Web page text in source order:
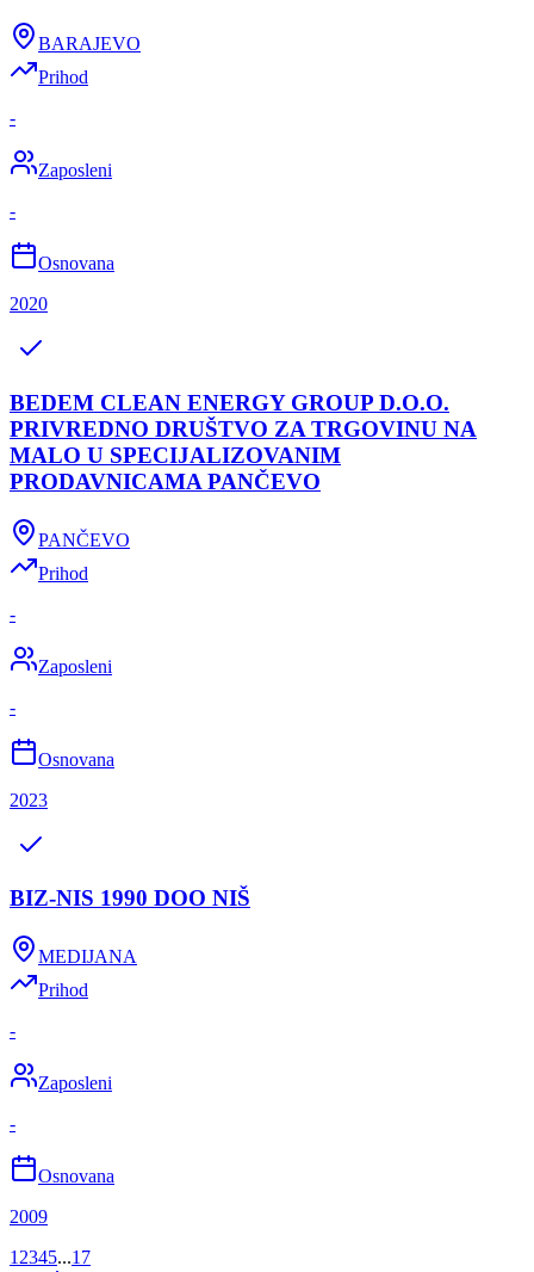
BARAJEVO
Prihod
-
Zaposleni
-
Osnovana
2020
BEDEM CLEAN ENERGY GROUP D.O.O.
PRIVREDNO DRUŠTVO ZA TRGOVINU NA
MALO U SPECIJALIZOVANIM
PRODAVNICAMA PANČEVO
PANČEVO
Prihod
-
Zaposleni
-
Osnovana
2023
BIZ-NIS 1990 DOO NIŠ
MEDIJANA
Prihod
-
Zaposleni
-
Osnovana
2009
1 2345...17